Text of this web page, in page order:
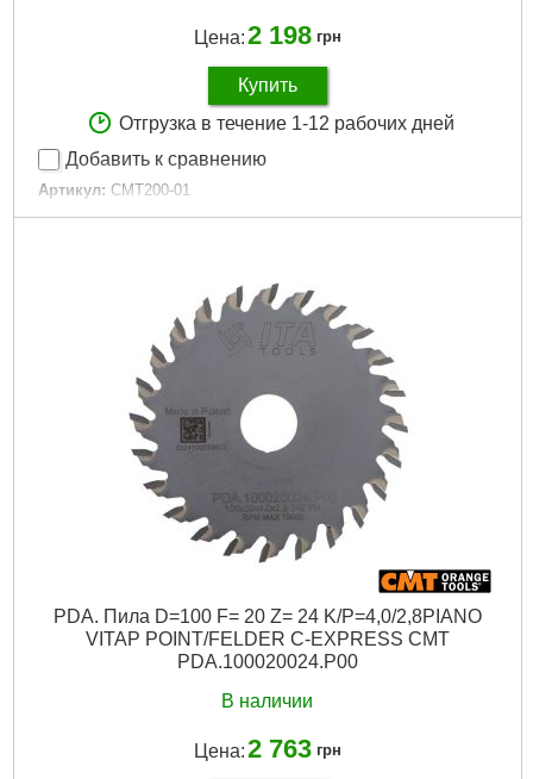
Цена:2 198 грн
Купить
Отгрузка в течение 1-12 рабочих дней
Добавить к сравнению
Артикул: CMT200-01
Код товара: 30.31.71
PDA. Пила D=100 F= 20 Z= 24 K/P=4,0/2,8PIANO
VITAP POINT/FELDER C-EXPRESS CMT
PDA.100020024.P00
В наличии
Цена:2 763 грн